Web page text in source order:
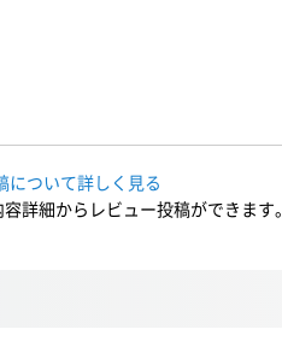
について詳しく見る
詳細からレビュー投稿ができます。